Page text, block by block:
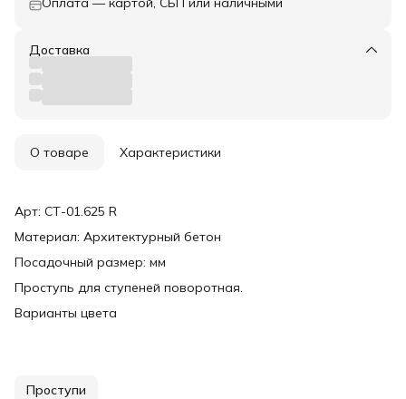
Доставка
О товаре Характеристики
Арт: СТ-01.625 R
Материал: Архитектурный бетон
Посадочный размер: мм
Проступь для ступеней поворотная.
Варианты цвета
Проступи